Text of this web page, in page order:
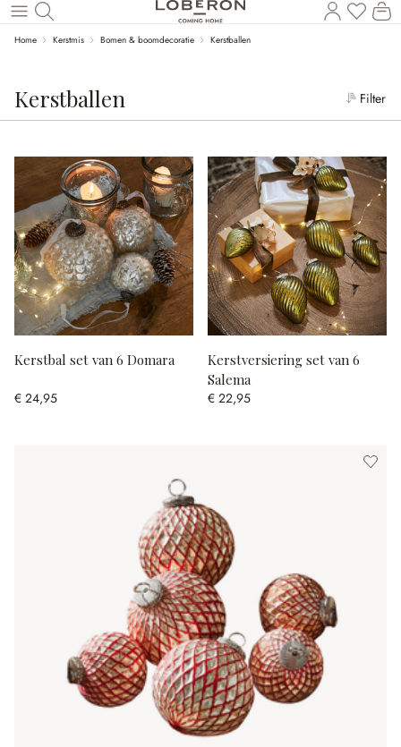
Naar de hoofdinhoud
Home Kerstmis Bomen & boomdecoratie Kerstballen
Kerstballen Filter
Kerstbal set van 6 Domara
€ 24,95
Kerstversiering set van 6
Salema
€ 22,95